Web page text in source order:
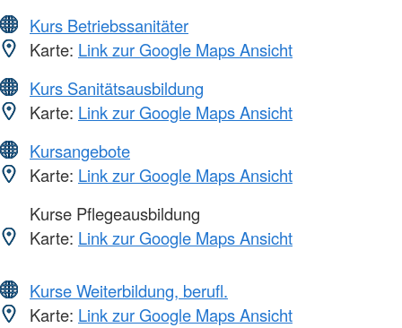
Kurs Betriebssanitäter
Karte: Link zur Google Maps Ansicht
Kurs Sanitätsausbildung
Karte: Link zur Google Maps Ansicht
Kursangebote
Karte: Link zur Google Maps Ansicht
Kurse Pflegeausbildung
Karte: Link zur Google Maps Ansicht
Kurse Weiterbildung, berufl.
Karte: Link zur Google Maps Ansicht